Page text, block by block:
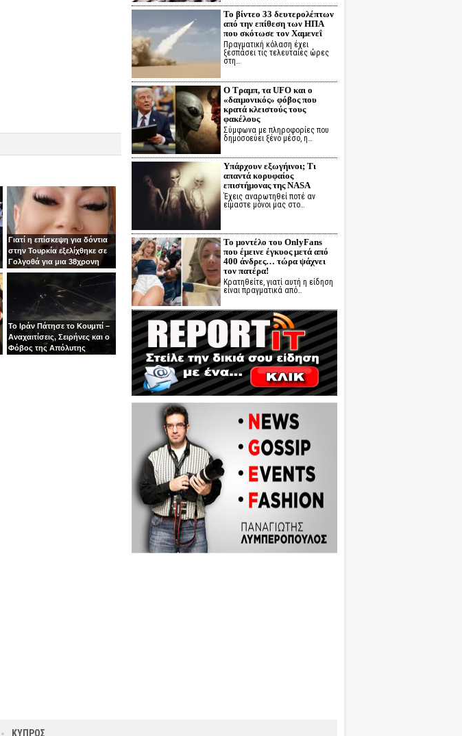
Γιατί η επίσκεψη για δόντια
στην Τουρκία εξελίχθηκε σε
Γολγοθά για μια 38χρονη
μητέρα
Το Ιράν Πάτησε το Κουμπί –
Αναχαιτίσεις, Σειρήνες και ο
Φόβος της Απόλυτης
Το βίντεο 33 δευτερολέπτων
από την επίθεση των ΗΠΑ
που σκότωσε τον Χαμενεΐ
Πραγματική κόλαση έχει
ξεσπάσει τις τελευταίες ώρες
στη…
Ο Τραμπ, τα UFO και ο
«δαιμονικός» φόβος που
κρατά κλειστούς τους
φακέλους
Σύμφωνα με πληροφορίες που
δημοσοεύει ξένο μέσο, η…
Υπάρχουν εξωγήινοι; Τι
απαντά κορυφαίος
επιστήμονας της NASA
Έχεις αναρωτηθεί ποτέ αν
είμαστε μόνοι μας στο…
Το μοντέλο του OnlyFans
που έμεινε έγκυος μετά από
400 άνδρες… τώρα ψάχνει
τον πατέρα!
Κρατηθείτε, γιατί αυτή η είδηση
είναι πραγματικά από…
ΚΥΠΡΟΣ